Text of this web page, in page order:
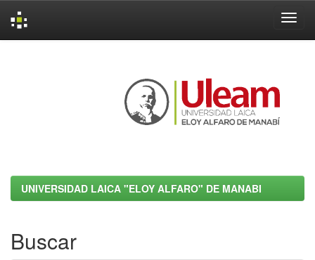
UNIVERSIDAD LAICA "ELOY ALFARO" DE MANABI
Buscar